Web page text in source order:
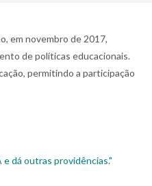
em novembro de 2017,
de políticas educacionais.
permitindo a participação
dá outras providências."